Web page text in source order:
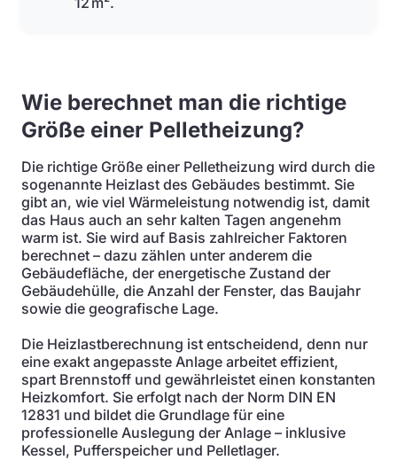
Wie berechnet man die richtige
Größe einer Pelletheizung?
Die richtige Größe einer Pelletheizung wird durch die
sogenannte Heizlast des Gebäudes bestimmt. Sie
gibt an, wie viel Wärmeleistung notwendig ist, damit
das Haus auch an sehr kalten Tagen angenehm
warm ist. Sie wird auf Basis zahlreicher Faktoren
berechnet – dazu zählen unter anderem die
Gebäudefläche, der energetische Zustand der
Gebäudehülle, die Anzahl der Fenster, das Baujahr
sowie die geografische Lage.
Die Heizlastberechnung ist entscheidend, denn nur
eine exakt angepasste Anlage arbeitet effizient,
spart Brennstoff und gewährleistet einen konstanten
Heizkomfort. Sie erfolgt nach der Norm DIN EN
12831 und bildet die Grundlage für eine
professionelle Auslegung der Anlage – inklusive
Kessel, Pufferspeicher und Pelletlager.